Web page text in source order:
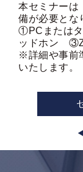
本セミナーは
備が必要とな
①PCまたは
ッドホン
※詳細や事前
いたします。